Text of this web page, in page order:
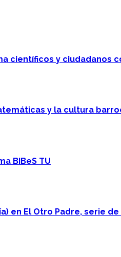
científicos y ciudadanos
y la cultura
BIBeS TU
en El Otro Padre, serie